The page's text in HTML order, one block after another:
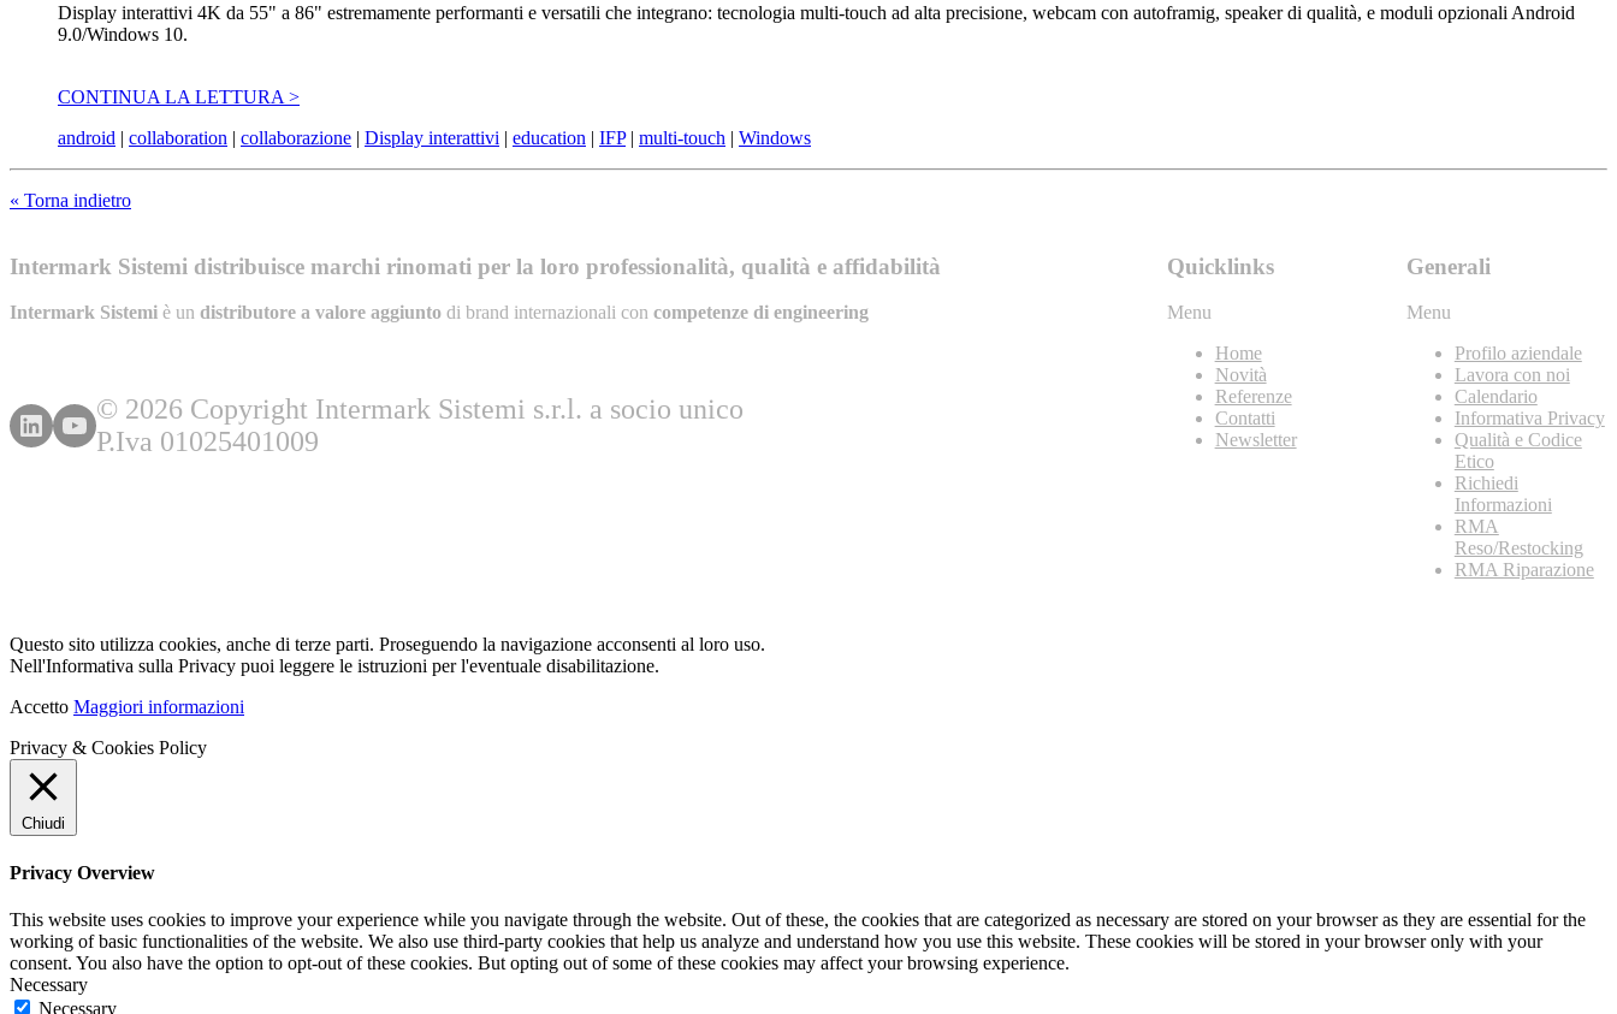
Display interattivi 4K da 55" a 86" estremamente performanti e versatili che integrano: tecnologia multi-touch ad alta precisione, webcam con autoframig, speaker di qualità, e moduli opzionali Android
9.0/Windows 10.
CONTINUA LA LETTURA >
android | collaboration | collaborazione | Display interattivi | education | IFP| multi-touch | Windows
« Torna indietro
Intermark Sistemi distribuisce marchi rinomati per la loro professionalità, qualità e affidabilità
Intermark Sistemi è un distributore a valore aggiunto di brand internazionali con competenze di engineering
© 2026 Copyright Intermark Sistemi s.r.l. a socio unico
P.Iva 01025401009
Quicklinks
Menu
Home
Novità
Referenze
Contatti
Newsletter
Generali
Menu
Profilo aziendale
Lavora con noi
Calendario
Informativa Privacy
Qualità e Codice
Etico
Richiedi
Informazioni
RMA
Reso/Restocking
RMA Riparazione
Questo sito utilizza cookies, anche di terze parti. Proseguendo la navigazione acconsenti al loro uso.
Nell'Informativa sulla Privacy puoi leggere le istruzioni per l'eventuale disabilitazione.
Accetto Maggiori informazioni
Privacy & Cookies Policy
Chiudi
Privacy Overview
This website uses cookies to improve your experience while you navigate through the website. Out of these, the cookies that are categorized as necessary are stored on your browser as they are essential for the
working of basic functionalities of the website. We also use third-party cookies that help us analyze and understand how you use this website. These cookies will be stored in your browser only with your
consent. You also have the option to opt-out of these cookies. But opting out of some of these cookies may affect your browsing experience.
Necessary
Necessary